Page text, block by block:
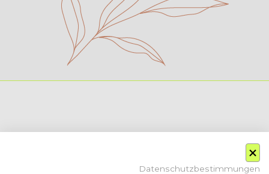
Datenschutzbestimmungen